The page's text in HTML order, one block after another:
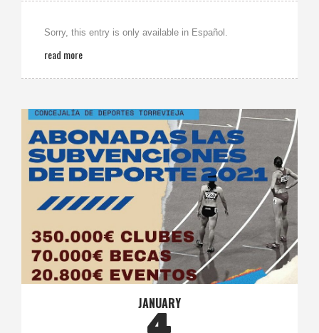
Sorry, this entry is only available in Español.
read more
JANUARY